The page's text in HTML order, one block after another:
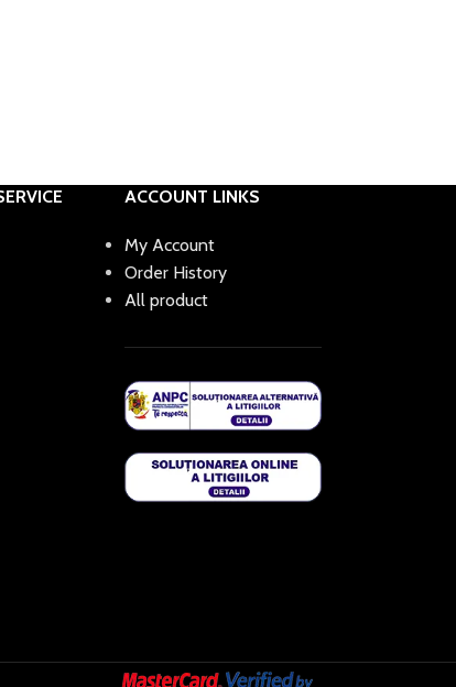
ACCOUNT LINKS
My Account
Order History
All product